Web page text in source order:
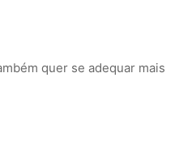
quer se adequar mais